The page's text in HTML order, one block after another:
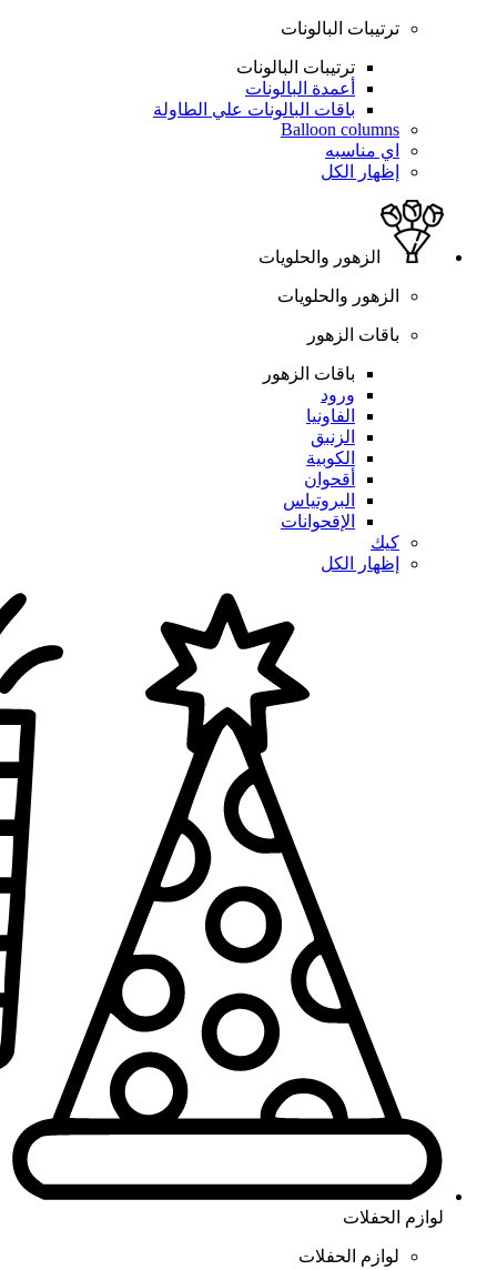
ترتيبات البالونات
ترتيبات البالونات
أعمدة البالونات
باقات البالونات علي الطاولة
Balloon columns
اي مناسبه
إظهار الكل
الزهور والحلويات
الزهور والحلويات
باقات الزهور
باقات الزهور
ورود
الفاونيا
الزنبق
الكوبية
أقحوان
البروتياس
الإقحوانات
كيك
إظهار الكل
لوازم الحفلات
لوازم الحفلات